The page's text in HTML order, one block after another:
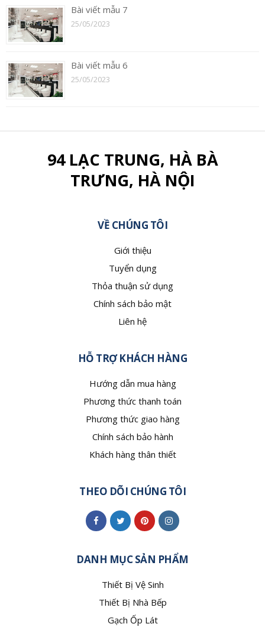
Bài viết mẫu 7
25/05/2023
Bài viết mẫu 6
25/05/2023
94 LẠC TRUNG, HÀ BÀ
TRƯNG, HÀ NỘI
VỀ CHÚNG TÔI
Giới thiệu
Tuyển dụng
Thỏa thuận sử dụng
Chính sách bảo mật
Liên hệ
HỖ TRỢ KHÁCH HÀNG
Hướng dẫn mua hàng
Phương thức thanh toán
Phương thức giao hàng
Chính sách bảo hành
Khách hàng thân thiết
THEO DÕI CHÚNG TÔI
DANH MỤC SẢN PHẨM
Thiết Bị Vệ Sinh
Thiết Bị Nhà Bếp
Gạch Ốp Lát